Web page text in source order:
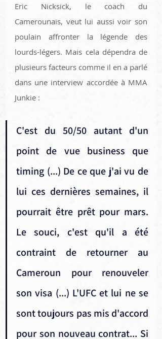
Eric Nicksick, le coach du
Camerounais, veut lui aussi voir son
poulain affronter la légende des
lourds-légers. Mais cela dépendra de
plusieurs facteurs comme il en a parlé
dans une interview accordée à MMA
Junkie :
C'est du 50/50 autant d'un
point de vue business que
timing (...) De ce que j'ai vu de
lui ces dernières semaines, il
pourrait être prêt pour mars.
Le souci, c'est qu'il a été
contraint de retourner au
Cameroun pour renouveler
son visa (...) L'UFC et lui ne se
sont toujours pas mis d'accord
pour son nouveau contrat... Si